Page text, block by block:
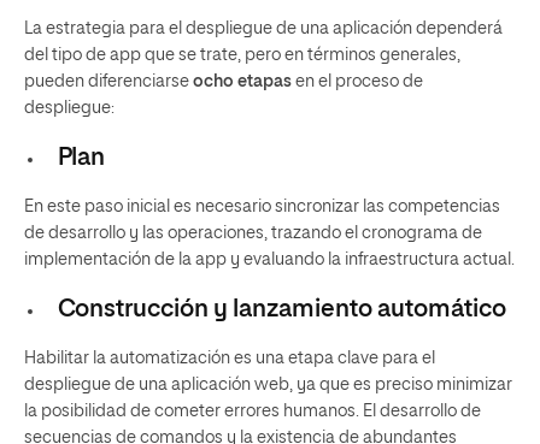
La estrategia para el despliegue de una aplicación dependerá
del tipo de app que se trate, pero en términos generales,
pueden diferenciarse ocho etapas en el proceso de
despliegue:
Plan
En este paso inicial es necesario sincronizar las competencias
de desarrollo y las operaciones, trazando el cronograma de
implementación de la app y evaluando la infraestructura actual.
Construcción y lanzamiento automático
Habilitar la automatización es una etapa clave para el
despliegue de una aplicación web, ya que es preciso minimizar
la posibilidad de cometer errores humanos. El desarrollo de
secuencias de comandos y la existencia de abundantes